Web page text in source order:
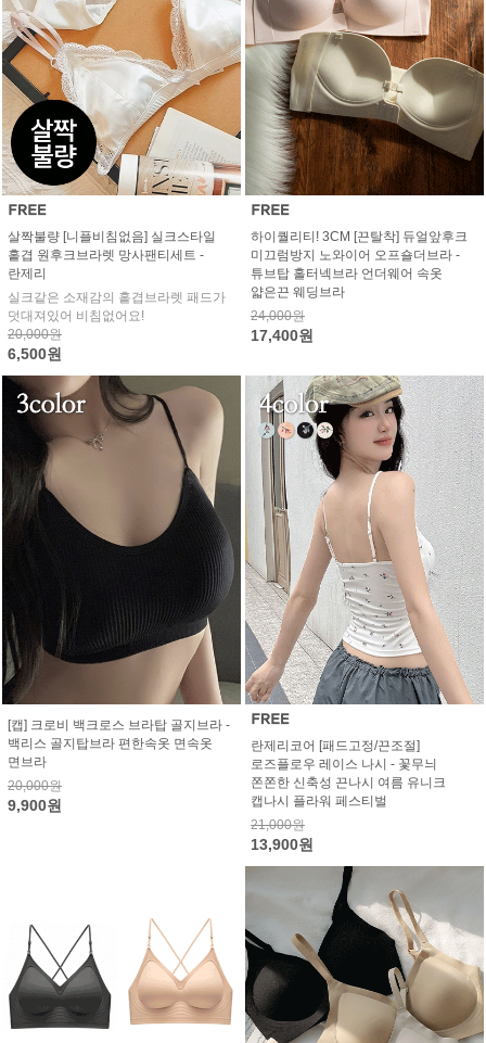
살짝불량 [니플비침없음] 실크스타일
홑겹 원후크브라렛 망사팬티세트 -
란제리
실크같은 소재감의 홑겹브라렛 패드가
덧대져있어 비침없어요!
20,000원
6,500원
하이퀄리티! 3CM [끈탈착] 듀얼앞후크
미끄럼방지 노와이어 오프숄더브라 -
튜브탑 홀터넥브라 언더웨어 속옷
얇은끈 웨딩브라
24,000원
17,400원
[캡] 크로비 백크로스 브라탑 골지브라 -
백리스 골지탑브라 편한속옷 면속옷
면브라
20,000원
9,900원
란제리코어 [패드고정/끈조절]
로즈플로우 레이스 나시 - 꽃무늬
쫀쫀한 신축성 끈나시 여름 유니크
캡나시 플라워 페스티벌
21,000원
13,900원